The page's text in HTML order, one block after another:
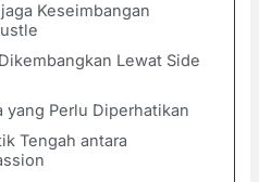
Keseimbangan
Lewat Side
yang Perlu Diperhatikan
Tengah antara